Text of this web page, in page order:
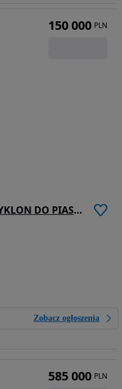
Terex FINLAY TC 15 HYDROCYKLON DO PIASKU ( POWERSCREEN, CDE, DEERNASEER )
Zobacz ogłoszenia
150 000 PLN
585 000 PLN